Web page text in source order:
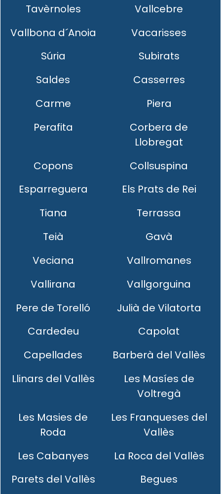
Tavèrnoles
Vallcebre
Vallbona d´Anoia
Vacarisses
Súria
Subirats
Saldes
Casserres
Carme
Piera
Perafita
Corbera de
Llobregat
Copons
Collsuspina
Esparreguera
Els Prats de Rei
Tiana
Terrassa
Teià
Gavà
Veciana
Vallromanes
Vallirana
Vallgorguina
Pere de Torelló
Julià de Vilatorta
Cardedeu
Capolat
Capellades
Barberà del Vallès
Llinars del Vallès
Les Masíes de
Voltregà
Les Masies de
Roda
Les Franqueses del
Vallès
Les Cabanyes
La Roca del Vallès
Parets del Vallès
Begues